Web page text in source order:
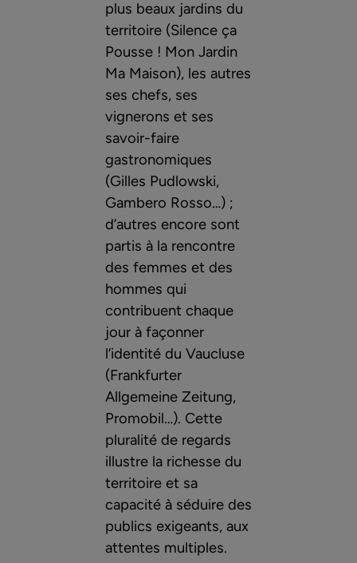
plus beaux jardins du
territoire (Silence ça
Pousse ! Mon Jardin
Ma Maison), les autres
ses chefs, ses
vignerons et ses
savoir-faire
gastronomiques
(Gilles Pudlowski,
Gambero Rosso…) ;
d’autres encore sont
partis à la rencontre
des femmes et des
hommes qui
contribuent chaque
jour à façonner
l’identité du Vaucluse
(Frankfurter
Allgemeine Zeitung,
Promobil…). Cette
pluralité de regards
illustre la richesse du
territoire et sa
capacité à séduire des
publics exigeants, aux
attentes multiples.